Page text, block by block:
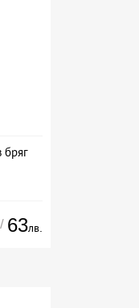
бряг
/ 63лв.